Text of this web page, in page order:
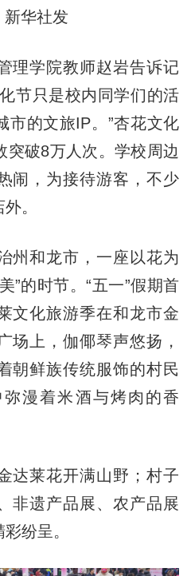
新华社发
学院教师赵岩告诉记
节只是校内同学们的活
市的文旅IP。”杏花文化
突破8万人次。学校周边
闹，为接待游客，不少
。
和龙市，一座以花为
”的时节。“五一”假期首
文化旅游季在和龙市金
场上，伽倻琴声悠扬，
朝鲜族传统服饰的村民
漫着米酒与烤肉的香
莱花开满山野；村子
非遗产品展、农产品展
纷呈。